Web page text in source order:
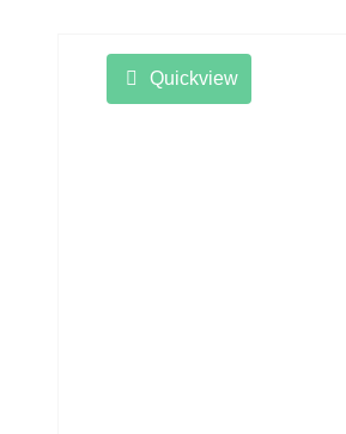
Quickview